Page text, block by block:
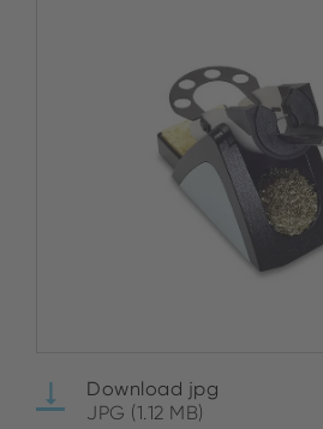
Download jpg
JPG (1.12 MB)